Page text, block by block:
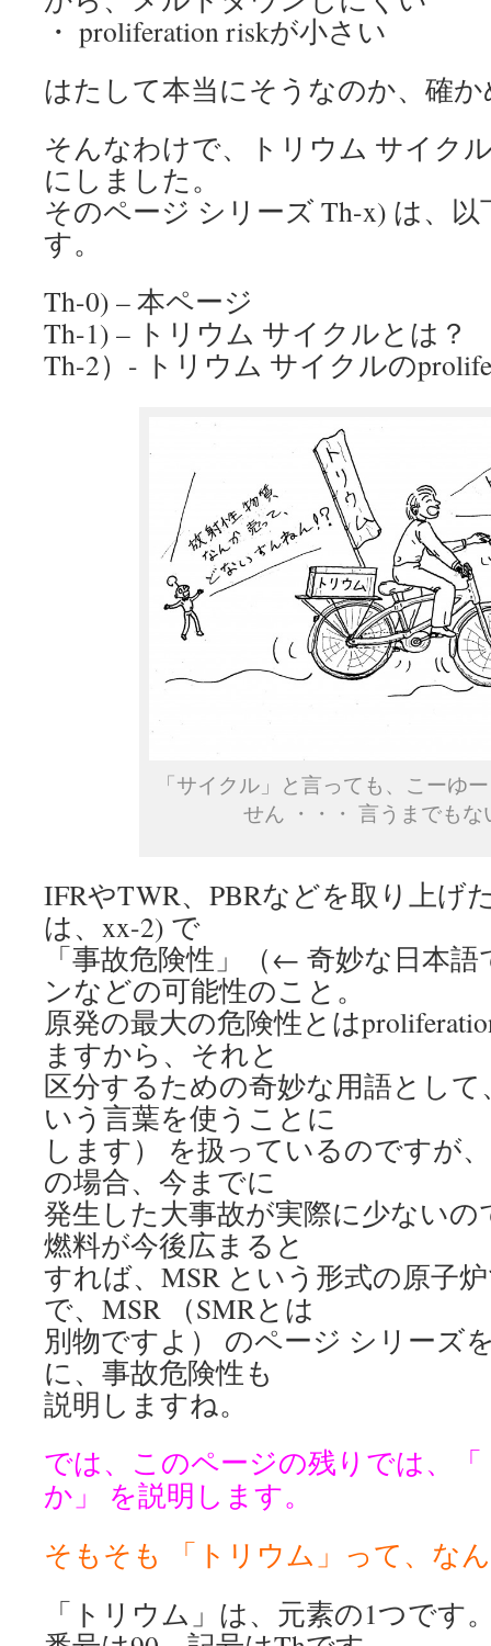
・ proliferation riskが小さい
はたして本当にそうなのか、確
そんなわけで、トリウム サイク
にしました。
そのページ シリーズ Th-x) は、
す。
Th-0) – 本ページ
Th-1) – トリウム サイクルとは？
Th-2）- トリウム サイクルの
「サイクル」と言っても、こーゆ
せん ・・・ 言うまでもな
IFRやTWR、PBRなどを取り上げ
は、xx-2) で
「事故危険性」（← 奇妙な日本
ンなどの可能性のこと。
原発の最大の危険性とは
ますから、それと
区分するための奇妙な用語とし
いう言葉を使うことに
します） を扱っているのですが
の場合、今までに
発生した大事故が実際に少ない
燃料が今後広まると
すれば、MSR という形式の原子
で、MSR （SMRとは
別物ですよ） のページ シリーズ
に、事故危険性も
説明しますね。
では、このページの残りでは、
か」 を説明します。
そもそも 「トリウム」って、な
「トリウム」は、元素の1つです